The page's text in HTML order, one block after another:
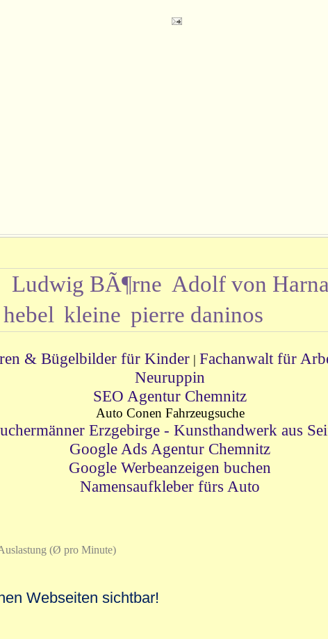
Ludwig BÃ¶rne Adolf von
hebel kleine pierre daninos
& Bügelbilder für Kinder| Fachanwalt für
Neuruppin
SEO Agentur Chemnitz
Auto Conen Fahrzeugsuche
Erzgebirge - Kunsthandwerk aus
Google Ads Agentur Chemnitz
Google Werbeanzeigen buchen
Namensaufkleber fürs Auto
(Ø pro Minute)
Webseiten sichtbar!